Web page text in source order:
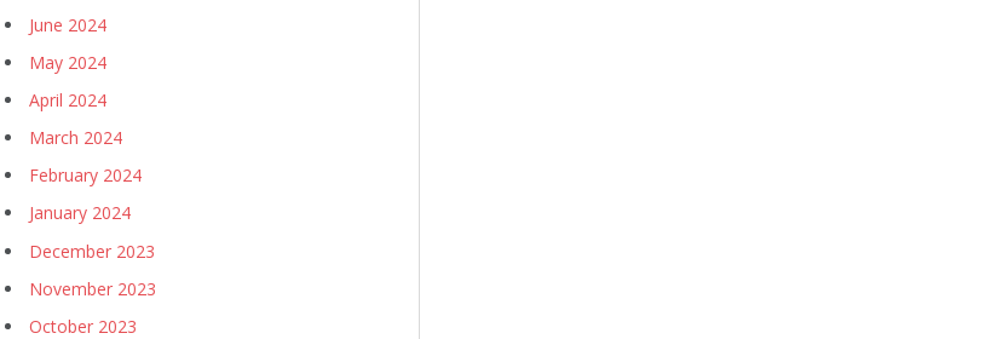
June 2024
May 2024
April 2024
March 2024
February 2024
January 2024
December 2023
November 2023
October 2023